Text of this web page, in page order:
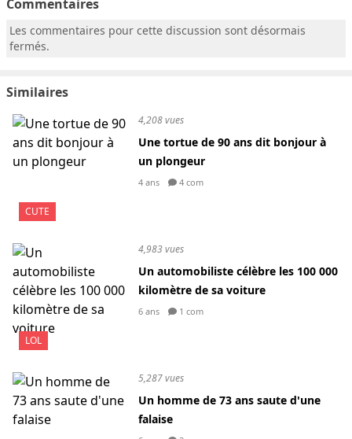
Commentaires
Les commentaires pour cette discussion sont désormais
fermés.
Similaires
CUTE
4,208 vues
Une tortue de 90 ans dit bonjour à
un plongeur
4 ans 4 com
LOL
4,983 vues
Un automobiliste célèbre les 100 000
kilomètre de sa voiture
6 ans 1 com
5,287 vues
Un homme de 73 ans saute d'une
falaise